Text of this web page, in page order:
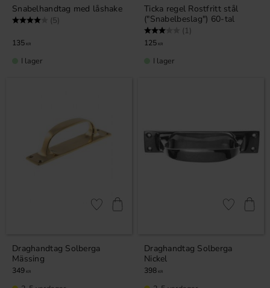
Snabelhandtag med låshake
Betyg: (5)
135 KR
I lager
Ticka regel Rostfritt stål
("Snabelbeslag") 60-tal
Betyg: (1)
125 KR
I lager
Draghandtag Solberga
Mässing
349 KR
Lägg till i favoriter
Draghandtag Solberga
Nickel
398 KR
Lägg till i